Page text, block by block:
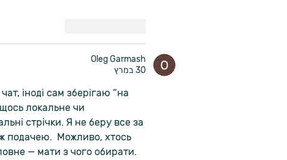
Oleg Garmash
30 במרץ
іноді сам зберігаю “на
локальне чи
стрічки. Я не беру все за
подачею.  Можливо, хтось
— мати з чого обирати.